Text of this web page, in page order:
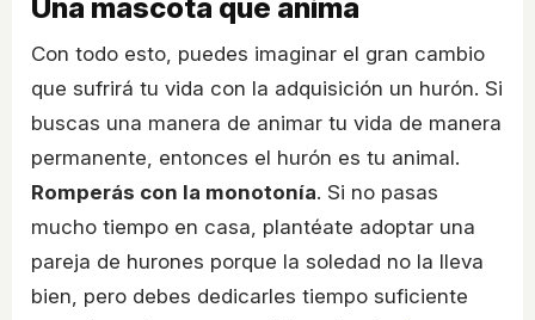
Una mascota que anima
Con todo esto, puedes imaginar el gran cambio
que sufrirá tu vida con la adquisición un hurón. Si
buscas una manera de animar tu vida de manera
permanente, entonces el hurón es tu animal.
Romperás con la monotonía. Si no pasas
mucho tiempo en casa, plantéate adoptar una
pareja de hurones porque la soledad no la lleva
bien, pero debes dedicarles tiempo suficiente